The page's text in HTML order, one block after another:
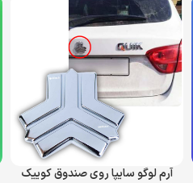
آرم لوگو سایپا روی صندوق کوییک